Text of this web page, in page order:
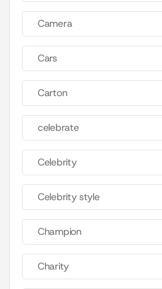
Camera
Cars
Carton
celebrate
Celebrity
Celebrity style
Champion
Charity